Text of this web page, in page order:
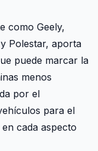
como Geely,
Polestar, aporta
puede marcar la
menos
por el
para el
cada aspecto